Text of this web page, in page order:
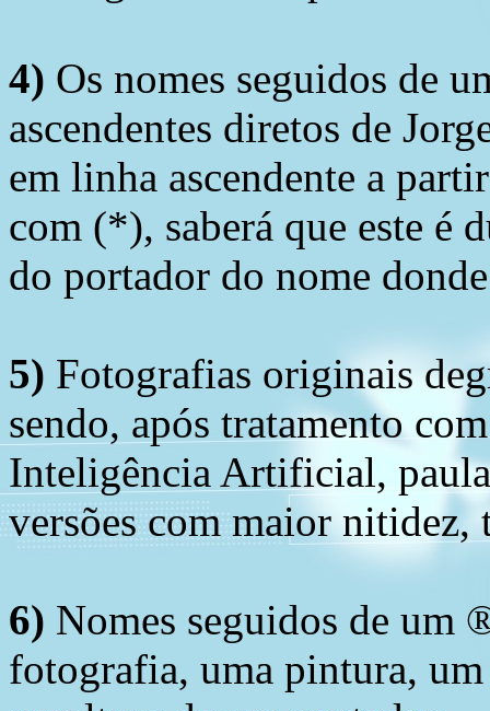
4) Os nomes seguidos de
ascendentes diretos de
em linha ascendente a
com (*), saberá que este é
do portador do nome
5) Fotografias originais
sendo, após tratamento
Inteligência Artificial,
versões com maior nitidez,
6) Nomes seguidos de um
fotografia, uma pintura,